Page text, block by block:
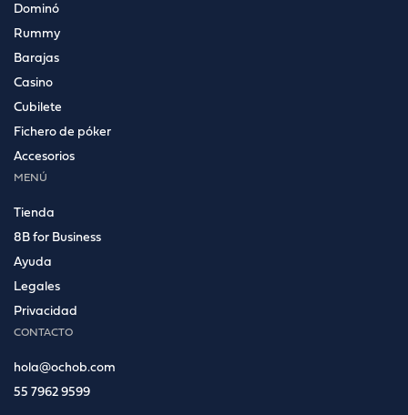
Dominó
Rummy
Barajas
Casino
Cubilete
Fichero de póker
Accesorios
MENÚ
Tienda
8B for Business
Ayuda
Legales
Privacidad
CONTACTO
hola@ochob.com
55 7962 9599